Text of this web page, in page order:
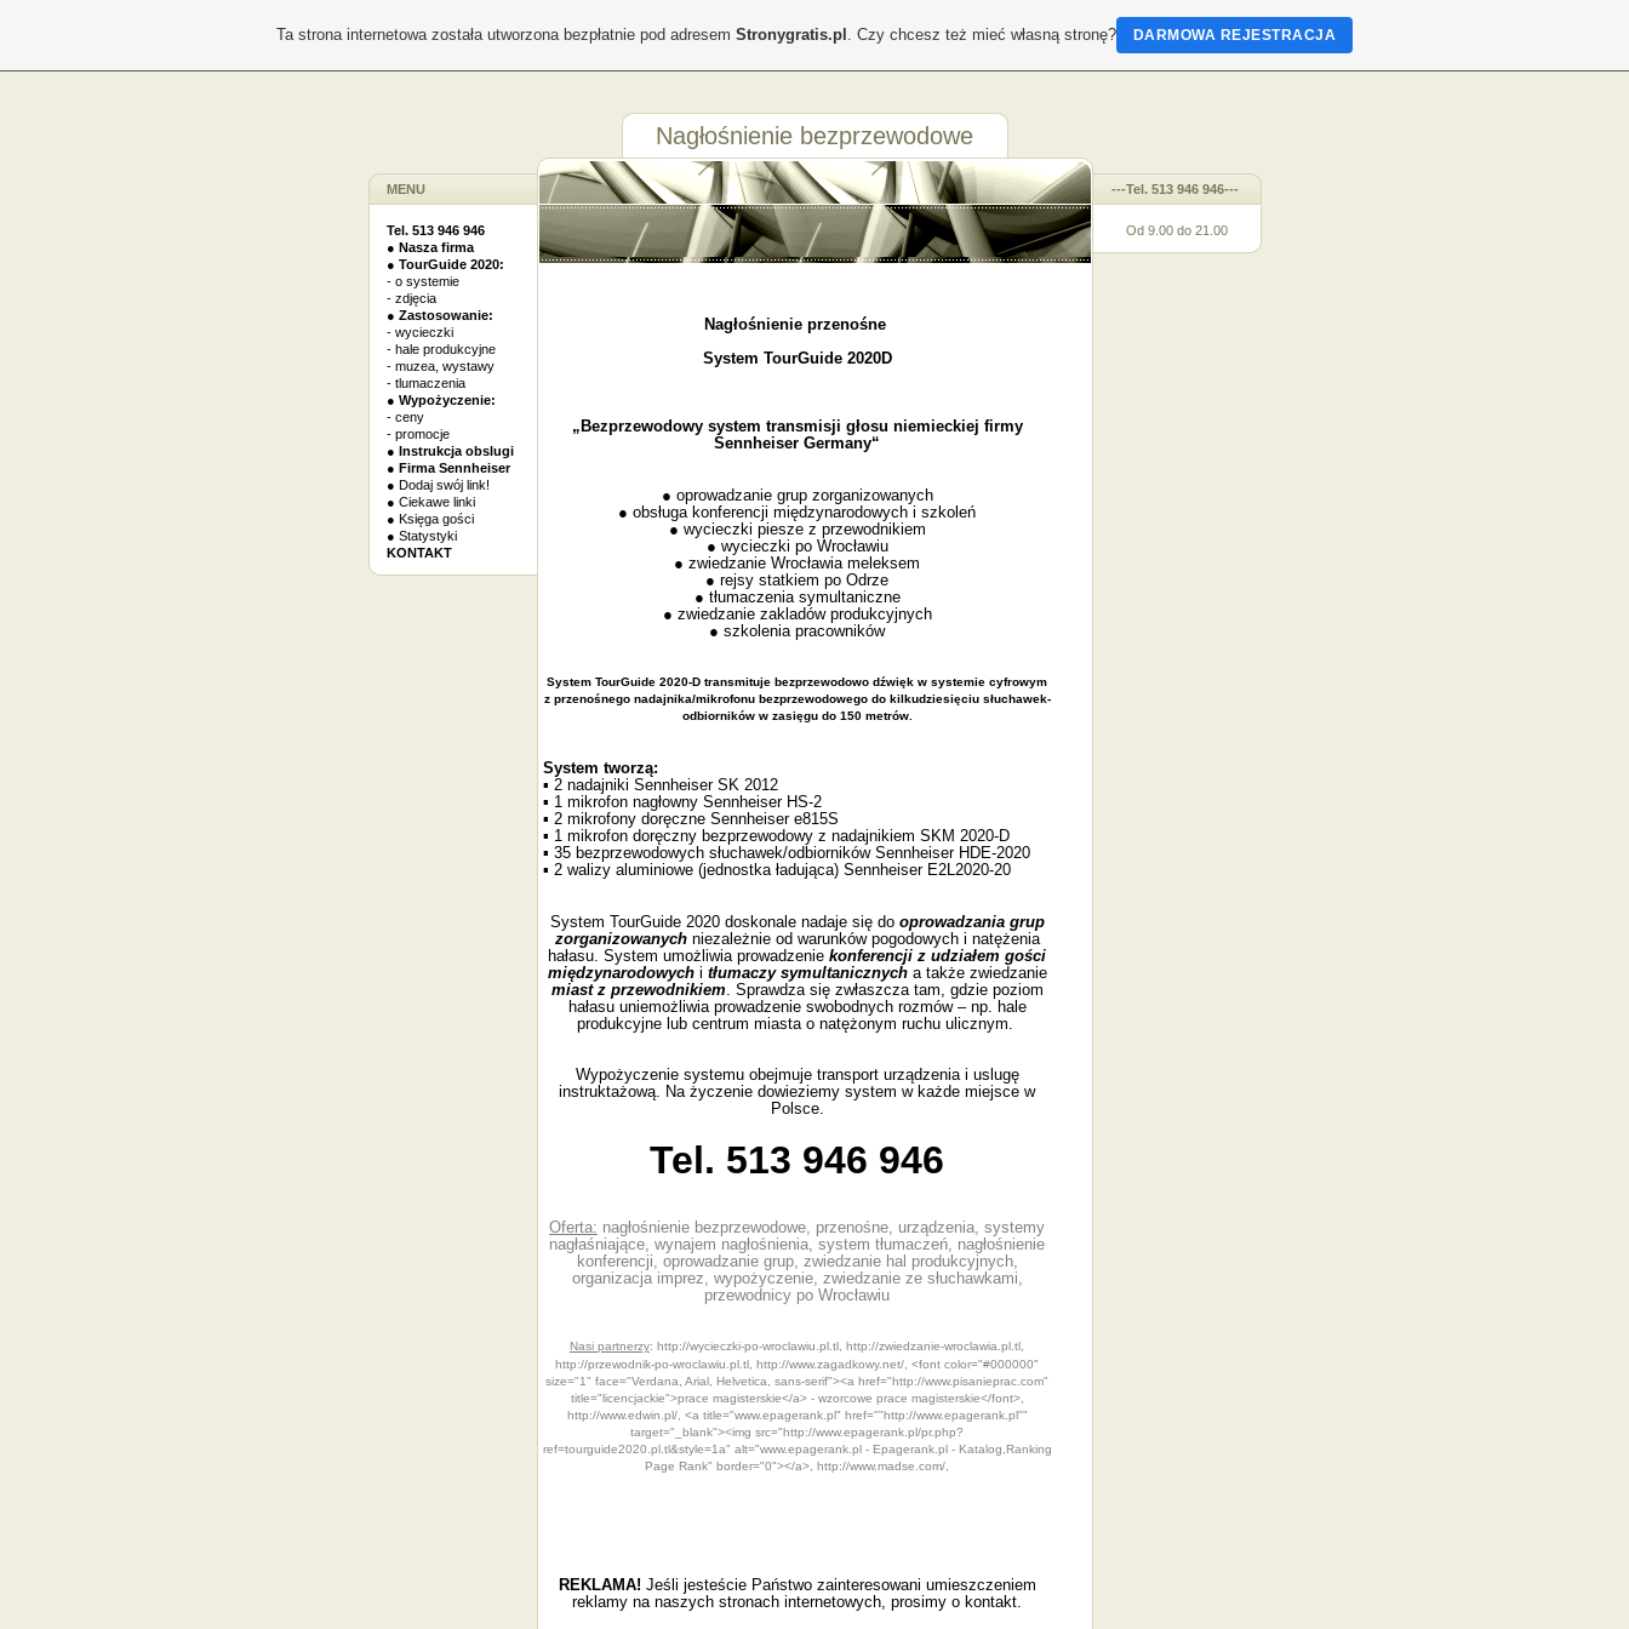
MENU
Tel. 513 946 946
● Nasza firma
● TourGuide 2020:
- o systemie
- zdjęcia
● Zastosowanie:
- wycieczki
- hale produkcyjne
- muzea, wystawy
- tlumaczenia
● Wypożyczenie:
- ceny
- promocje
● Instrukcja obslugi
● Firma Sennheiser
● Dodaj swój link!
● Ciekawe linki
● Księga gości
● Statystyki
KONTAKT
Nagłośnienie bezprzewodowe
Nagłośnienie przenośne
System TourGuide 2020D
„Bezprzewodowy system transmisji głosu niemieckiej firmy
Sennheiser Germany“
● oprowadzanie grup zorganizowanych
● obsługa konferencji międzynarodowych i szkoleń
● wycieczki piesze z przewodnikiem
● wycieczki po Wrocławiu
● zwiedzanie Wrocławia meleksem
● rejsy statkiem po Odrze
● tłumaczenia symultaniczne
● zwiedzanie zakladów produkcyjnych
● szkolenia pracowników
System TourGuide 2020-D transmituje bezprzewodowo dźwięk w systemie cyfrowym
z przenośnego nadajnika/mikrofonu bezprzewodowego do kilkudziesięciu słuchawek-
odbiorników w zasięgu do 150 metrów.
System tworzą:
▪ 2 nadajniki Sennheiser SK 2012
▪ 1 mikrofon nagłowny Sennheiser HS-2
▪ 2 mikrofony doręczne Sennheiser e815S
▪ 1 mikrofon doręczny bezprzewodowy z nadajnikiem SKM 2020-D
▪ 35 bezprzewodowych słuchawek/odbiorników Sennheiser HDE-2020
▪ 2 walizy aluminiowe (jednostka ładująca) Sennheiser E2L2020-20
System TourGuide 2020 doskonale nadaje się do oprowadzania grup
zorganizowanychniezależnie od warunków pogodowych i natężenia
hałasu. System umożliwia prowadzenie konferencji z udziałem gości
międzynarodowychi tłumaczy symultanicznycha także zwiedzanie
miast z przewodnikiem. Sprawdza się zwłaszcza tam, gdzie poziom
hałasu uniemożliwia prowadzenie swobodnych rozmów – np. hale
produkcyjne lub centrum miasta o natężonym ruchu ulicznym.
Wypożyczenie systemu obejmuje transport urządzenia i uslugę
instruktażową. Na życzenie dowieziemy system w każde miejsce w
Polsce.
Tel. 513 946 946
Oferta: nagłośnienie bezprzewodowe, przenośne, urządzenia, systemy
nagłaśniające, wynajem nagłośnienia, system tłumaczeń, nagłośnienie
konferencji, oprowadzanie grup, zwiedzanie hal produkcyjnych,
organizacja imprez, wypożyczenie, zwiedzanie ze słuchawkami,
przewodnicy po Wrocławiu
Nasi partnerzy: http://wycieczki-po-wroclawiu.pl.tl http://zwiedzanie-wroclawia.pl.tl
http://przewodnik-po-wroclawiu.pl.tl http://www.zagadkowy.net/ , <font color="#000000"
size="1" face="Verdana, Arial, Helvetica, sans-serif"><a href="http://www.pisanieprac.com"
title="licencjackie">prace magisterskie</a> - wzorcowe prace magisterskie</font>,
http://www.edwin.pl/, <a title="www.epagerank.pl" href=""http://www.epagerank.pl""
target="_blank"><img src="http://www.epagerank.pl/pr.php?
ref=tourguide2020.pl.tl&style=1a" alt="www.epagerank.pl - Epagerank.pl - Katalog,Ranking
Page Rank" border="0"></a>, http://www.madse.com/
REKLAMA! Jeśli jesteście Państwo zainteresowani umieszczeniem
reklamy na naszych stronach internetowych, prosimy o kontakt.
---Tel. 513 946 946---
Od 9.00 do 21.00
Ta strona internetowa została utworzona bezpłatnie pod adresem Stronygratis.pl . Czy chcesz też mieć własną stronę? DARMOWA REJESTRACJA